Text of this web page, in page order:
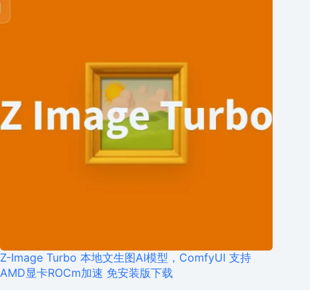
Z-Image Turbo 本地文生图AI模型，ComfyUI 支持
AMD显卡ROCm加速 免安装版下载